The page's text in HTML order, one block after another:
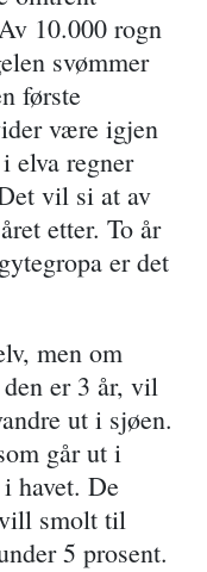
10.000 rogn
svømmer
første
være igjen
elva regner
vil si at av
etter. To år
er det
men om
er 3 år, vil
ut i sjøen.
går ut i
havet. De
vill smolt til
5 prosent.